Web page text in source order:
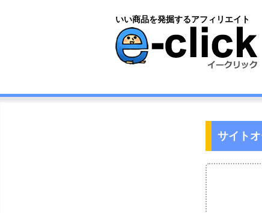
いい商品を発掘するアフィリエイト
サイト